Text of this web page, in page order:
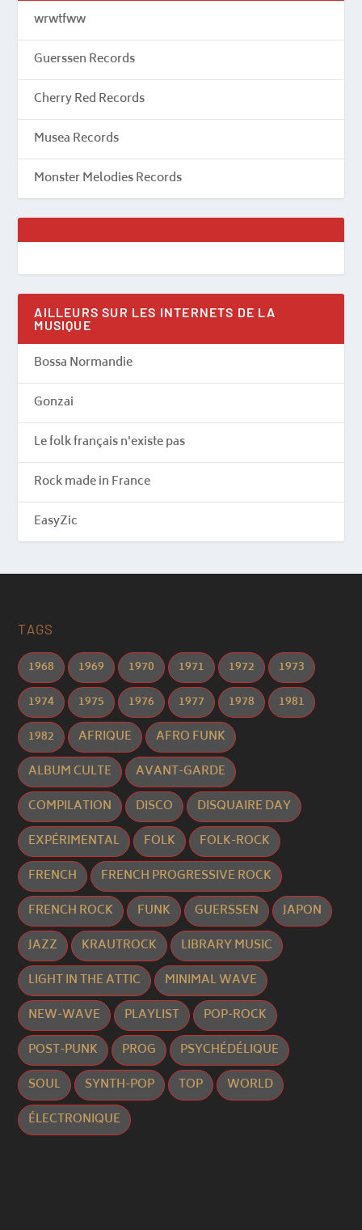
wrwtfww
Guerssen Records
Cherry Red Records
Musea Records
Monster Melodies Records
AILLEURS SUR LES INTERNETS DE LA
MUSIQUE
Bossa Normandie
Gonzai
Le folk français n'existe pas
Rock made in France
EasyZic
TAGS
1968 1969 1970 1971 1972
1973
1974
1975 1976 1977 1978
1981
1982
AFRIQUE
AFRO FUNK
ALBUM CULTE
AVANT-GARDE
COMPILATION
DISCO
DISQUAIRE DAY
EXPÉRIMENTAL
FOLK
FOLK-ROCK
FRENCH
FRENCH PROGRESSIVE ROCK
FRENCH ROCK
FUNK GUERSSEN
JAPON
JAZZ
KRAUTROCK
LIBRARY MUSIC
LIGHT IN THE ATTIC
MINIMAL WAVE
NEW-WAVE
PLAYLIST
POP-ROCK
POST-PUNK
PROG
PSYCHÉDÉLIQUE
SOUL
SYNTH-POP TOP
WORLD
ÉLECTRONIQUE